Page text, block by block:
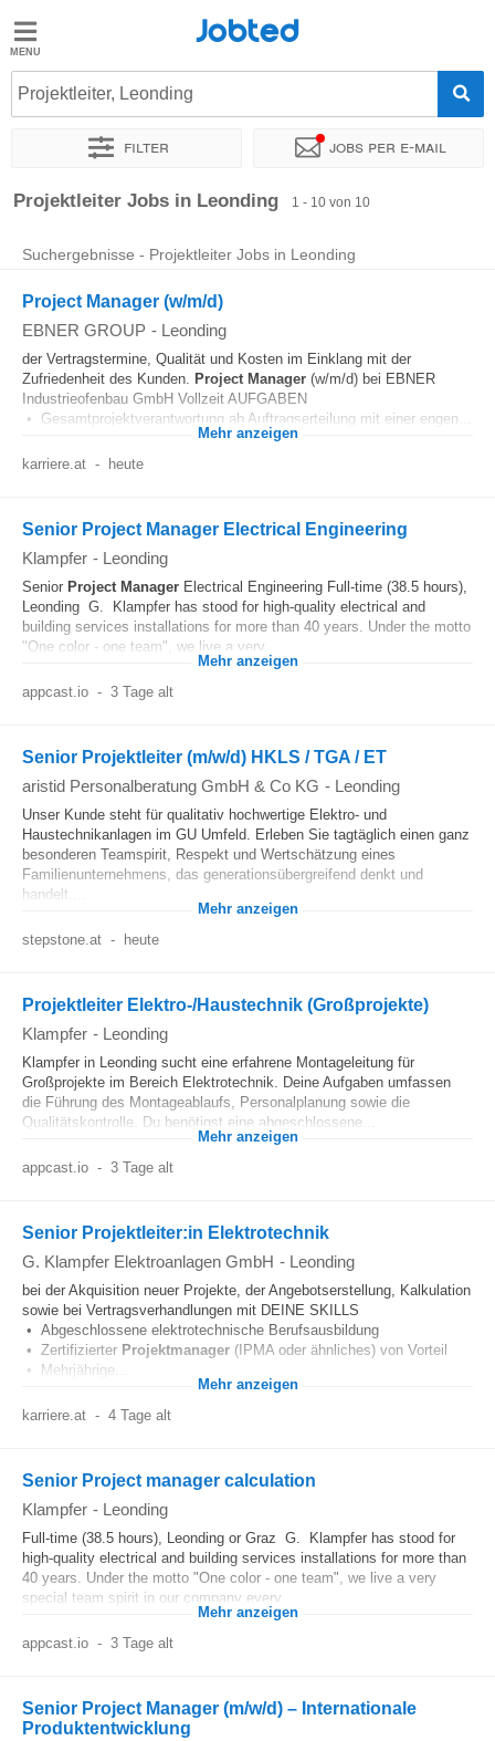
Jobted
Jobs
Jobted
Projektleiter, Leonding
Filter Jobs per e-mail
Sortieren nach Genauer Standort Unternehmen
Projektleiter Jobs in Leonding 1 - 10 von 10
Suchergebnisse - Projektleiter Jobs in Leonding
Project Manager (w/m/d)
EBNER GROUP - Leonding
der Vertragstermine, Qualität und Kosten im Einklang mit der
Zufriedenheit des Kunden. Project Manager (w/m/d) bei EBNER
Industrieofenbau GmbH Vollzeit AUFGABEN
• Gesamtprojektverantwortung ab Auftragserteilung mit einer engen...
Mehr anzeigen
karriere.at - heute
Senior Project Manager Electrical Engineering
Klampfer - Leonding
Senior Project Manager Electrical Engineering Full-time (38.5 hours),
Leonding G. Klampfer has stood for high-quality electrical and
building services installations for more than 40 years. Under the motto
"One color - one team", we live a very...
Mehr anzeigen
appcast.io - 3 Tage alt
Senior Projektleiter (m/w/d) HKLS / TGA / ET
aristid Personalberatung GmbH & Co KG - Leonding
Unser Kunde steht für qualitativ hochwertige Elektro- und
Haustechnikanlagen im GU Umfeld. Erleben Sie tagtäglich einen ganz
besonderen Teamspirit, Respekt und Wertschätzung eines
Familienunternehmens, das generationsübergreifend denkt und
handelt....
Mehr anzeigen
stepstone.at - heute
Projektleiter Elektro-/Haustechnik (Großprojekte)
Klampfer - Leonding
Klampfer in Leonding sucht eine erfahrene Montageleitung für
Großprojekte im Bereich Elektrotechnik. Deine Aufgaben umfassen
die Führung des Montageablaufs, Personalplanung sowie die
Qualitätskontrolle. Du benötigst eine abgeschlossene...
Mehr anzeigen
appcast.io - 3 Tage alt
Senior Projektleiter:in Elektrotechnik
G. Klampfer Elektroanlagen GmbH - Leonding
bei der Akquisition neuer Projekte, der Angebotserstellung, Kalkulation
sowie bei Vertragsverhandlungen mit DEINE SKILLS
• Abgeschlossene elektrotechnische Berufsausbildung
• Zertifizierter Projektmanager (IPMA oder ähnliches) von Vorteil
• Mehrjährige...
Mehr anzeigen
karriere.at - 4 Tage alt
Senior Project manager calculation
Klampfer - Leonding
Full-time (38.5 hours), Leonding or Graz G. Klampfer has stood for
high-quality electrical and building services installations for more than
40 years. Under the motto "One color - one team", we live a very
special team spirit in our company every...
Mehr anzeigen
appcast.io - 3 Tage alt
Senior Project Manager (m/w/d) – Internationale
Produktentwicklung